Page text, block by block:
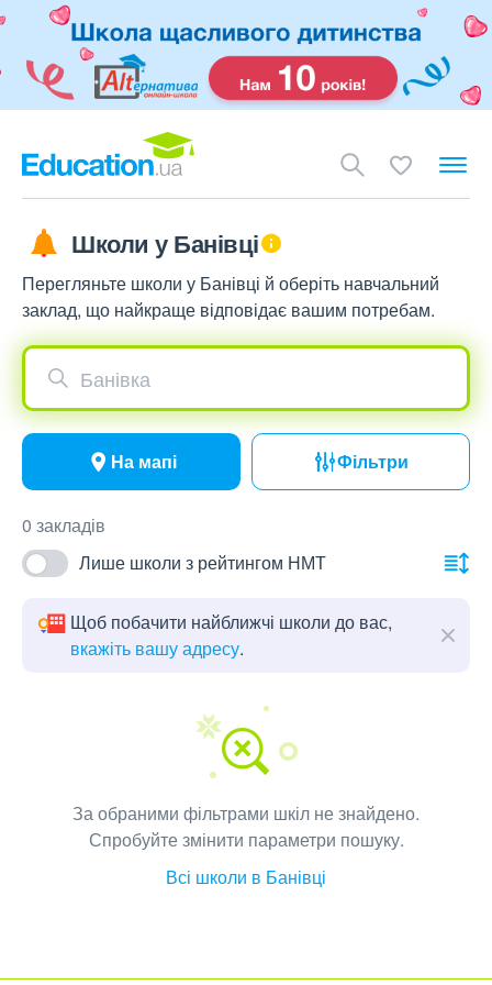
Школи у Банівці
Перегляньте школи у Банівці й оберіть навчальний
заклад, що найкраще відповідає вашим потребам.
Банівка
На мапі Фільтри
0 закладів
Лише школи з рейтингом НМТ
Щоб побачити найближчі школи до вас,
вкажіть вашу адресу.
За обраними фільтрами шкіл не знайдено.
Спробуйте змінити параметри пошуку.
Всі школи в Банівці